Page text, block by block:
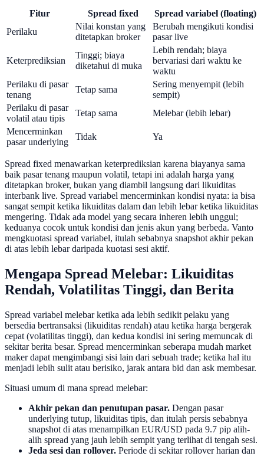
Fitur Spread fixed
Spread variabel (floating)
Perilaku
Nilai konstan yang
ditetapkan broker
Berubah mengikuti kondisi
pasar live
Keterprediksian
Tinggi; biaya
diketahui di muka
Lebih rendah; biaya
bervariasi dari waktu ke
waktu
Perilaku di pasar
tenang
Tetap sama
Sering menyempit (lebih
sempit)
Perilaku di pasar
volatil atau tipis
Tetap sama
Melebar (lebih lebar)
Mencerminkan
pasar underlying
Tidak Ya
Spread fixed menawarkan keterprediksian karena biayanya sama
baik pasar tenang maupun volatil, tetapi ini adalah harga yang
ditetapkan broker, bukan yang diambil langsung dari likuiditas
interbank live. Spread variabel mencerminkan kondisi nyata: ia bisa
sangat sempit ketika likuiditas dalam dan lebih lebar ketika likuiditas
mengering. Tidak ada model yang secara inheren lebih unggul;
keduanya cocok untuk kondisi dan jenis akun yang berbeda. Vanto
mengkuotasi spread variabel, itulah sebabnya snapshot akhir pekan
di atas lebih lebar daripada kuotasi sesi aktif.
Mengapa Spread Melebar: Likuiditas
Rendah, Volatilitas Tinggi, dan Berita
Spread variabel melebar ketika ada lebih sedikit pelaku yang
bersedia bertransaksi (likuiditas rendah) atau ketika harga bergerak
cepat (volatilitas tinggi), dan kedua kondisi ini sering memuncak di
sekitar berita besar. Spread mencerminkan seberapa mudah market
maker dapat mengimbangi sisi lain dari sebuah trade; ketika hal itu
menjadi lebih sulit atau berisiko, jarak antara bid dan ask membesar.
Situasi umum di mana spread melebar:
Akhir pekan dan penutupan pasar. Dengan pasar
underlying tutup, likuiditas tipis, dan itulah persis sebabnya
snapshot di atas menampilkan EUR/USD pada 9.7 pip alih-
alih spread yang jauh lebih sempit yang terlihat di tengah sesi.
Jeda sesi dan rollover. Periode di sekitar rollover harian dan